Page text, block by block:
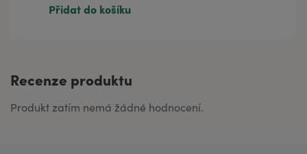
Přidat do košíku
Recenze produktu
Produkt zatím nemá žádné hodnocení.